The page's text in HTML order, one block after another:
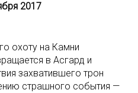
2017
охоту на Камни
в Асгард и
захватившего трон
страшного события —